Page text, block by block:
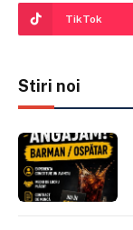
TikTok
Stiri noi